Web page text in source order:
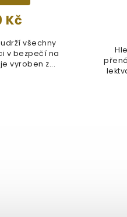
Kč
všechny
v bezpečí na
vyroben z...